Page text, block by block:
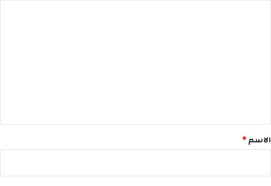
*
الاسم*